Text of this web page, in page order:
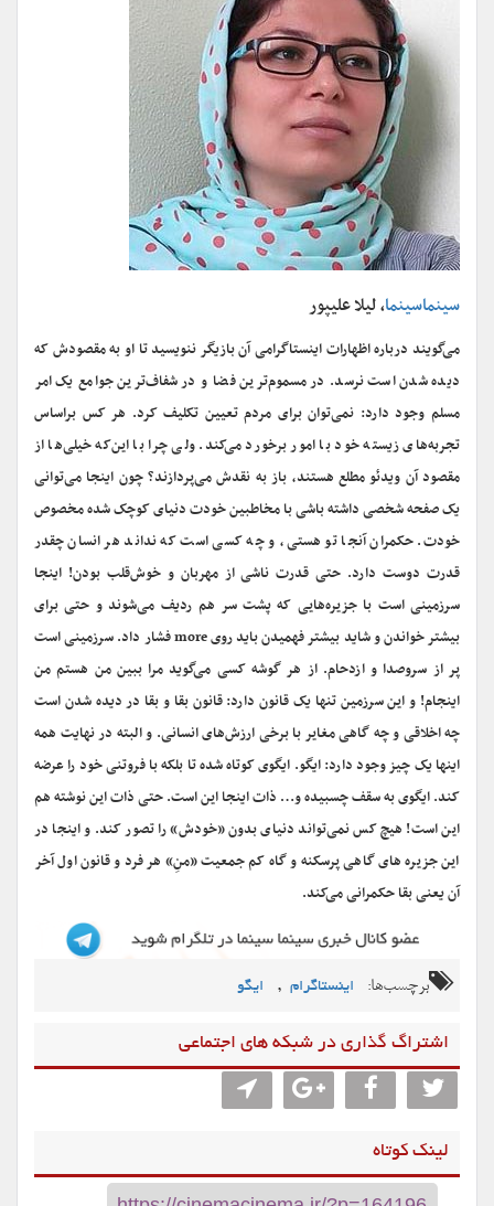
سینماسینما، لیلا علیپور
می‌گویند درباره اظهارات اینستاگرامی آن بازیگر ننویسید تا او به مقصودش که
دیده شدن است نرسد. در مسموم‌ترین فضا و در شفاف‌ترین جوامع یک امر
مسلم وجود دارد: نمی‌توان برای مردم تعیین تکلیف کرد. هر کس براساس
تجربه‌های زیسته خود با امور برخورد می‌کند. ولی چرا با این‌که خیلی‌ها از
مقصود آن ویدئو مطلع هستند، باز به نقدش می‌پردازند؟ چون اینجا می‌توانی
یک صفحه شخصی داشته باشی با مخاطبین خودت دنیای کوچک شده مخصوص
خودت. حکمران آنجا تو هستی، و چه کسی است که نداند هر انسان چقدر
قدرت دوست دارد. حتی قدرت ناشی از مهربان و خوش‌قلب بودن! اینجا
سرزمینی است با جزیره‌هایی که پشت سر هم ردیف می‌شوند و حتی برای
بیشتر خواندن و شاید بیشتر فهمیدن باید روی more فشار داد. سرزمینی است
پر از سروصدا و ازدحام. از هر گوشه کسی می‌گوید مرا ببین من هستم من
اینجام! و این سرزمین تنها یک قانون دارد: قانون بقا و بقا در دیده شدن است
چه اخلاقی و چه گاهی مغایر با برخی ارزش‌های انسانی. و البته در نهایت همه
اینها یک چیز وجود دارد: ایگو. ایگوی کوتاه شده تا بلکه با فروتنی خود را عرضه
کند. ایگوی به سقف چسبیده و… ذات اینجا این است. حتی ذات این نوشته هم
این است! هیچ کس نمی‌تواند دنیای بدون «خودش» را تصور کند. و اینجا در
این جزیره های گاهی پرسکنه و گاه کم جمعیت «منِ» هر فرد و قانون اول آخر
آن یعنی بقا حکمرانی می‌کند.
برچسب‌ها: اینستاگرام , ایگو
اشتراگ گذاری در شبکه های اجتماعی
لینک کوتاه